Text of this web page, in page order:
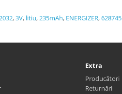
,3V, litiu,235mAh, ENERGIZER,628745
Extra
Producători
Returnări